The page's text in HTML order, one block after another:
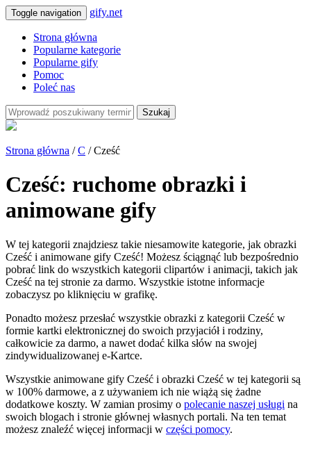
Toggle navigation gify.net
Strona główna
Popularne kategorie
Popularne gify
Pomoc
Poleć nas
Szukaj
Strona główna /C / Cześć
Cześć: ruchome obrazki i
animowane gify
W tej kategorii znajdziesz takie niesamowite kategorie, jak obrazki
Cześć i animowane gify Cześć! Możesz ściągnąć lub bezpośrednio
pobrać link do wszystkich kategorii clipartów i animacji, takich jak
Cześć na tej stronie za darmo. Wszystkie istotne informacje
zobaczysz po kliknięciu w grafikę.
Ponadto możesz przesłać wszystkie obrazki z kategorii Cześć w
formie kartki elektronicznej do swoich przyjaciół i rodziny,
całkowicie za darmo, a nawet dodać kilka słów na swojej
zindywidualizowanej e-Kartce.
Wszystkie animowane gify Cześć i obrazki Cześć w tej kategorii są
w 100% darmowe, a z używaniem ich nie wiążą się żadne
dodatkowe koszty. W zamian prosimy o polecanie naszej usługi na
swoich blogach i stronie głównej własnych portali. Na ten temat
możesz znaleźć więcej informacji w części pomocy.